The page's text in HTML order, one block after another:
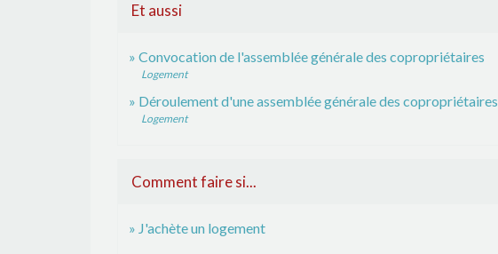
Et aussi
Convocation de l'assemblée générale des copropriétaires
Logement
Déroulement d'une assemblée générale des copropriétaires
Logement
Comment faire si...
J'achète un logement